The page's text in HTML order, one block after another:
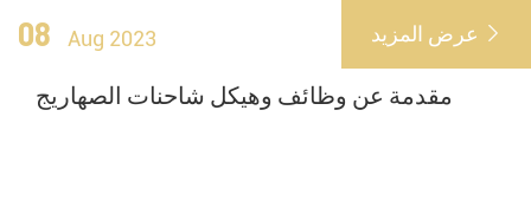
08 Aug 2023 عرض المزيد 
مقدمة عن وظائف وهيكل شاحنات الصهاريج